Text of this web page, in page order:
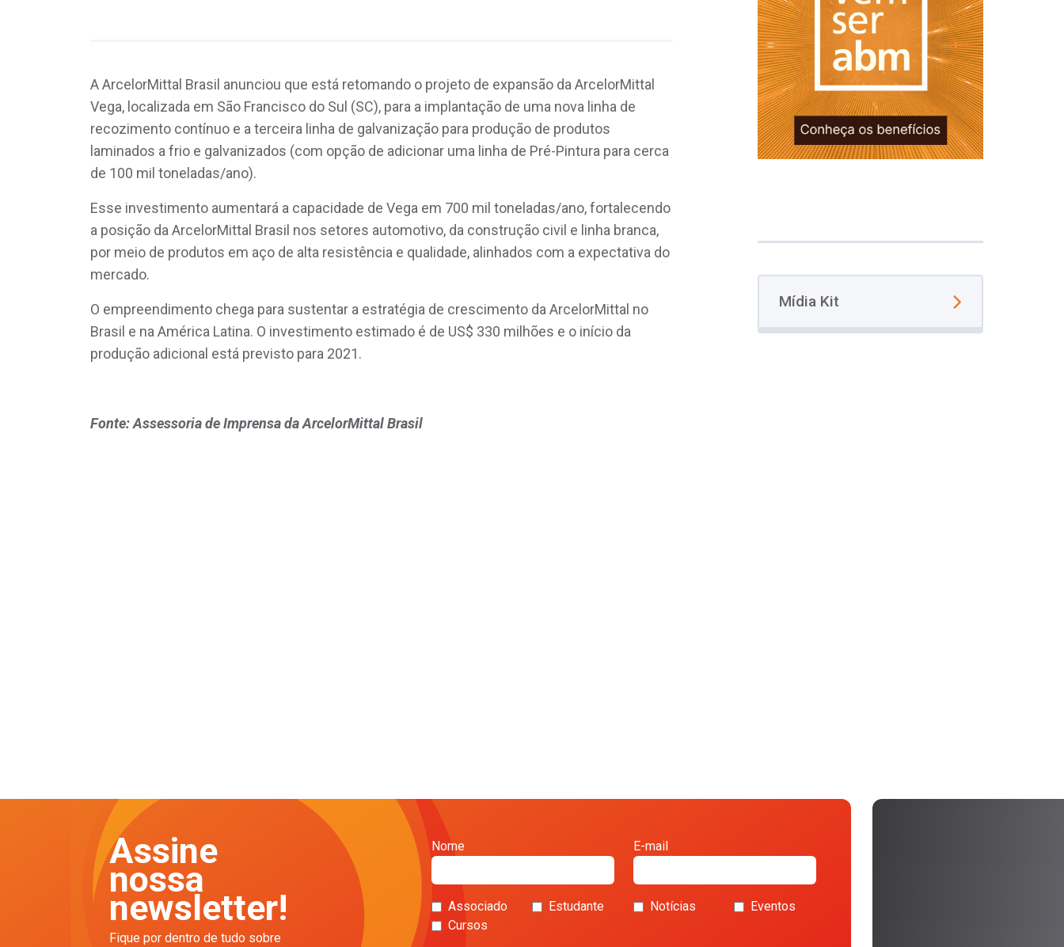
A ArcelorMittal Brasil anunciou que está retomando o projeto de expansão da ArcelorMittal
Vega, localizada em São Francisco do Sul (SC), para a implantação de uma nova linha de
recozimento contínuo e a terceira linha de galvanização para produção de produtos
laminados a frio e galvanizados (com opção de adicionar uma linha de Pré-Pintura para cerca
de 100 mil toneladas/ano).
Esse investimento aumentará a capacidade de Vega em 700 mil toneladas/ano, fortalecendo
a posição da ArcelorMittal Brasil nos setores automotivo, da construção civil e linha branca,
por meio de produtos em aço de alta resistência e qualidade, alinhados com a expectativa do
mercado.
O empreendimento chega para sustentar a estratégia de crescimento da ArcelorMittal no
Brasil e na América Latina. O investimento estimado é de US$ 330 milhões e o início da
produção adicional está previsto para 2021.
Fonte: Assessoria de Imprensa da ArcelorMittal Brasil
Mídia Kit
Assine
nossa
newsletter!
Fique por dentro de tudo sobre
Nome E-mail
Associado Estudante Notícias
Eventos
Cursos